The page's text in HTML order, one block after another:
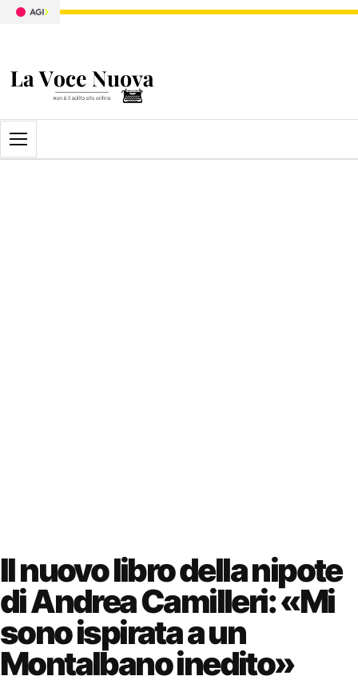
Apri il menu
Il nuovo libro della nipote
di Andrea Camilleri: «Mi
sono ispirata a un
Montalbano inedito»